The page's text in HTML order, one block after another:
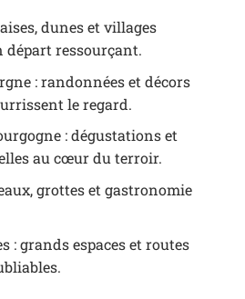
dunes et villages
ressourçant.
: randonnées et décors
le regard.
: dégustations et
au cœur du terroir.
grottes et gastronomie
: grands espaces et routes